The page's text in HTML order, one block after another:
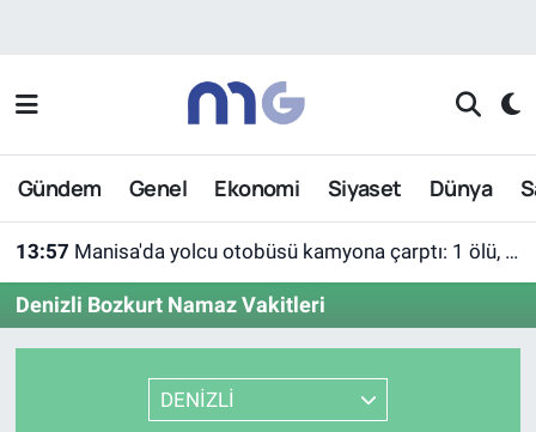
Gündem Genel Ekonomi Siyaset Dünya
13:57 Manisa'da yolcu otobüsü kamyona çarptı: 1 ölü, 7 yaralı
Denizli Bozkurt Namaz Vakitleri
DENİZLİ
Nöbetçi Eczaneler
Hava Durumu
Süper Lig Puan Durumu ve Fikstür
Tüm Manşetler